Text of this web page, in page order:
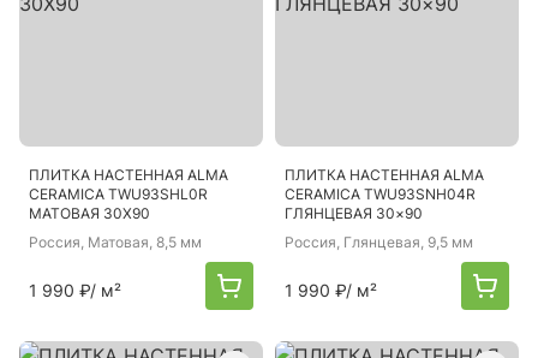
ПЛИТКА НАСТЕННАЯ ALMA
CERAMICA TWU93SHL0R
МАТОВАЯ 30X90
Россия, Матовая, 8,5 мм
1 990 ₽/ м²
ПЛИТКА НАСТЕННАЯ ALMA
CERAMICA TWU93SNH04R
ГЛЯНЦЕВАЯ 30×90
Россия, Глянцевая, 9,5 мм
1 990 ₽/ м²